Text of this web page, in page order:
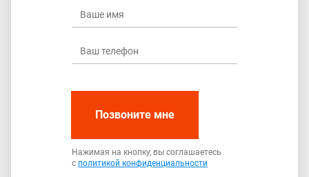
Позвоните мне
Нажимая на кнопку, вы соглашаетесь
с политикой конфиденциальности